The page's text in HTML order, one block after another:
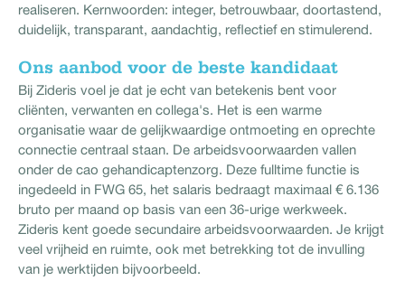
realiseren. Kernwoorden: integer, betrouwbaar, doortastend,
duidelijk, transparant, aandachtig, reflectief en stimulerend.
Ons aanbod voor de beste kandidaat
Bij Zideris voel je dat je echt van betekenis bent voor
cliënten, verwanten en collega's. Het is een warme
organisatie waar de gelijkwaardige ontmoeting en oprechte
connectie centraal staan. De arbeidsvoorwaarden vallen
onder de cao gehandicaptenzorg. Deze fulltime functie is
ingedeeld in FWG 65, het salaris bedraagt maximaal € 6.136
bruto per maand op basis van een 36-urige werkweek.
Zideris kent goede secundaire arbeidsvoorwaarden. Je krijgt
veel vrijheid en ruimte, ook met betrekking tot de invulling
van je werktijden bijvoorbeeld.